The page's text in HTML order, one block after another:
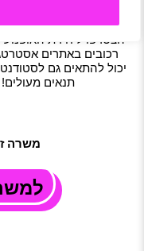
לוחמים/ות לאבטחת
הצטרפו ליחידת
רכובים באתרים
תנאים מעולים!  שכר שעתי של עד 65 ₪!…
משרה